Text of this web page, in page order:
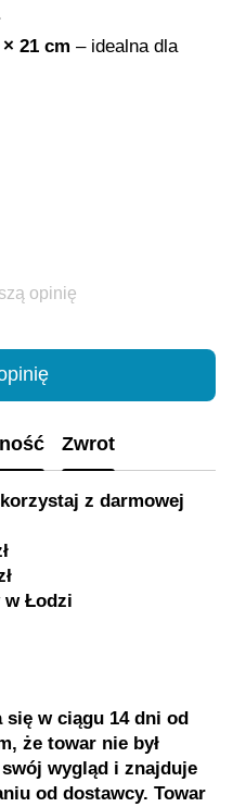
21 cm – idealna dla
opinię
Zwrot
z darmowej
Łodzi
w ciągu 14 dni od
że towar nie był
swój wygląd i znajduje
od dostawcy. Towar